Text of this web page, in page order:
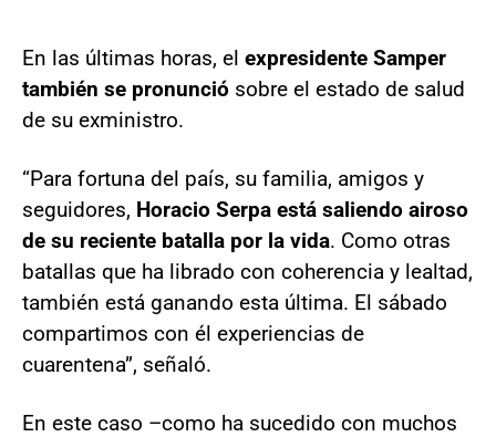
En las últimas horas, el expresidente Samper
también se pronunció sobre el estado de salud
de su exministro.
“Para fortuna del país, su familia, amigos y
seguidores, Horacio Serpa está saliendo airoso
de su reciente batalla por la vida. Como otras
batallas que ha librado con coherencia y lealtad,
también está ganando esta última. El sábado
compartimos con él experiencias de
cuarentena”, señaló.
En este caso –como ha sucedido con muchos